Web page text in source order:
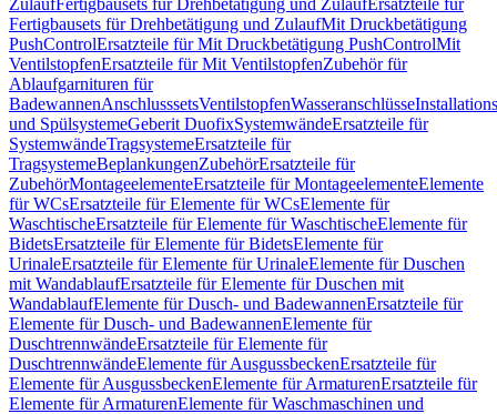
ZulaufFertigbausets für Drehbetätigung und ZulaufErsatzteile für
Fertigbausets für Drehbetätigung und ZulaufMit Druckbetätigung
PushControlErsatzteile für Mit Druckbetätigung PushControlMit
VentilstopfenErsatzteile für Mit VentilstopfenZubehör für
Ablaufgarnituren für
BadewannenAnschlusssetsVentilstopfenWasseranschlüsse
und SpülsystemeGeberit DuofixSystemwändeErsatzteile für
SystemwändeTragsystemeErsatzteile für
TragsystemeBeplankungenZubehörErsatzteile für
ZubehörMontageelementeErsatzteile für MontageelementeElemente
für WCsErsatzteile für Elemente für WCsElemente für
WaschtischeErsatzteile für Elemente für WaschtischeElemente für
BidetsErsatzteile für Elemente für BidetsElemente für
UrinaleErsatzteile für Elemente für UrinaleElemente für Duschen
mit WandablaufErsatzteile für Elemente für Duschen mit
WandablaufElemente für Dusch- und BadewannenErsatzteile für
Elemente für Dusch- und BadewannenElemente für
DuschtrennwändeErsatzteile für Elemente für
DuschtrennwändeElemente für AusgussbeckenErsatzteile für
Elemente für AusgussbeckenElemente für ArmaturenErsatzteile für
Elemente für ArmaturenElemente für Waschmaschinen und